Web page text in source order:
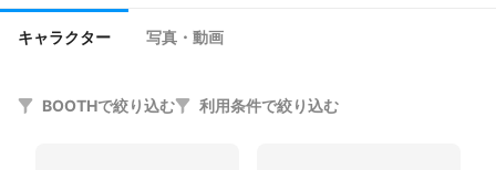
キャラクター 写真・動画
BOOTHで絞り込む 利用条件で絞り込む